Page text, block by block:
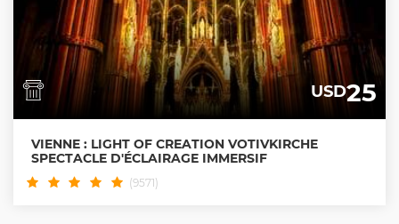
USD25
VIENNE : LIGHT OF CREATION VOTIVKIRCHE
SPECTACLE D'ÉCLAIRAGE IMMERSIF
(9571)